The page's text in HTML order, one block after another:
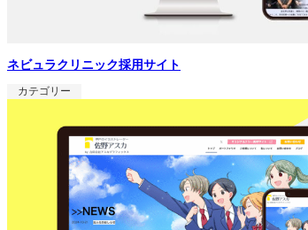
ネビュラクリニック採用サイト
カテゴリー